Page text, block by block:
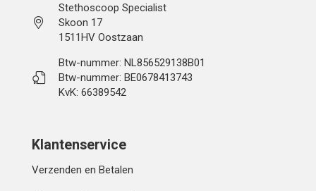
Stethoscoop Specialist
Skoon 17
1511HV Oostzaan
Btw-nummer: NL856529138B01
Btw-nummer: BE0678413743
KvK: 66389542
Klantenservice
Verzenden en Betalen